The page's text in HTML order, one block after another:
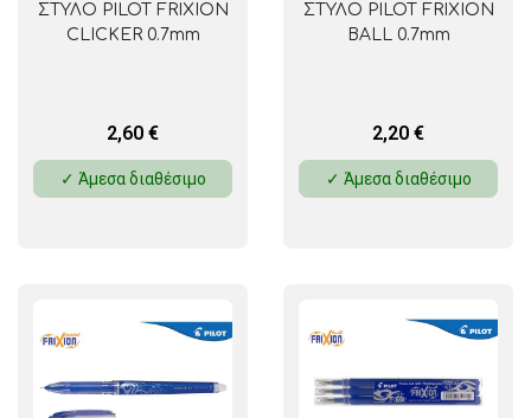
ΣΤΥΛΟ PILOT FRIXION
CLICKER 0.7mm
2,60 €
✓ Άμεσα διαθέσιμο
ΣΤΥΛΟ PILOT FRIXION
BALL 0.7mm
2,20 €
✓ Άμεσα διαθέσιμο